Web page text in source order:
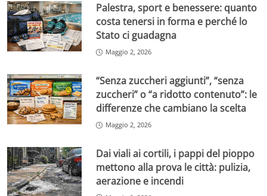
Palestra, sport e benessere: quanto
costa tenersi in forma e perché lo
Stato ci guadagna
Maggio 2, 2026
“Senza zuccheri aggiunti”, “senza
zuccheri” o “a ridotto contenuto”: le
differenze che cambiano la scelta
Maggio 2, 2026
Dai viali ai cortili, i pappi del pioppo
mettono alla prova le città: pulizia,
aerazione e incendi